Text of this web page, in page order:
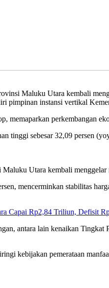
Maluku Utara kembali
pimpinan instansi vertikal
memaparkan perkembangan
tinggi sebesar 32,09 persen
Utara kembali
mencerminkan stabilitas
Capai Rp2,84 Triliun, Defisit
antara lain kenaikan
kebijakan pemerataan